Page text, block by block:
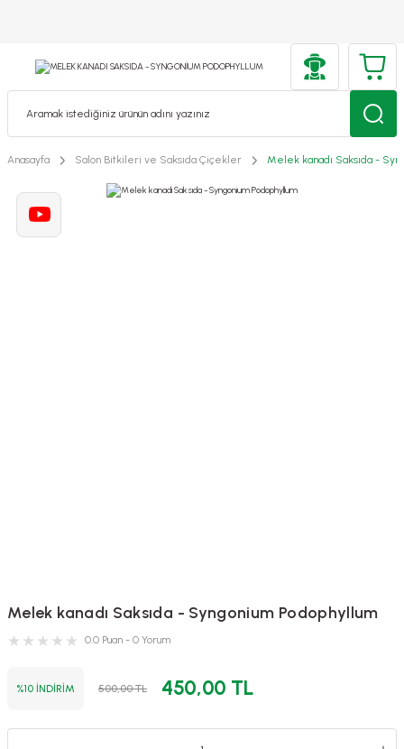
Anasayfa Salon Bitkileri ve Saksıda Çiçekler Melek kanadı Saksıda -
Melek kanadı Saksıda - Syngonium Podophyllum
0.0 Puan - 0 Yorum
%10 İNDİRİM 500,00 TL 450,00 TL